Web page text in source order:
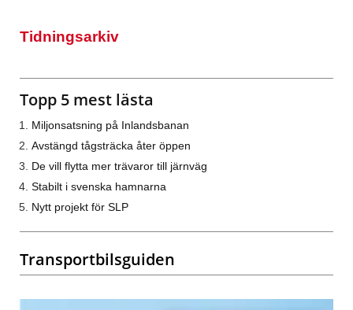
Tidningsarkiv
Topp 5 mest lästa
Miljonsatsning på Inlandsbanan
Avstängd tågsträcka åter öppen
De vill flytta mer trävaror till järnväg
Stabilt i svenska hamnarna
Nytt projekt för SLP
Transportbilsguiden